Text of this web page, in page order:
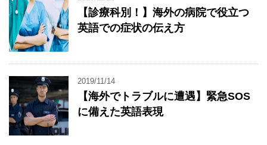
【診療科別！】海外の病院で役立つ
英語での症状の伝え方
2019/11/14
【海外でトラブルに遭遇】緊急SOS
に備えた英語表現